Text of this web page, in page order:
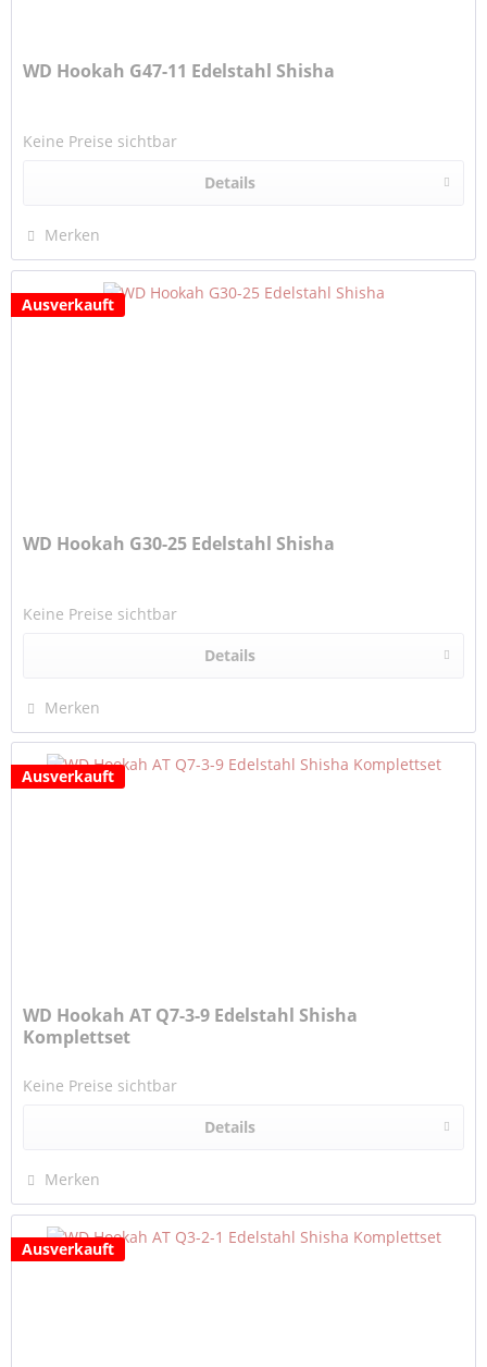
WD Hookah G47-11 Edelstahl Shisha
Keine Preise sichtbar
Details
Merken
Ausverkauft
WD Hookah G30-25 Edelstahl Shisha
Keine Preise sichtbar
Details
Merken
Ausverkauft
WD Hookah AT Q7-3-9 Edelstahl Shisha
Komplettset
Keine Preise sichtbar
Details
Merken
Ausverkauft